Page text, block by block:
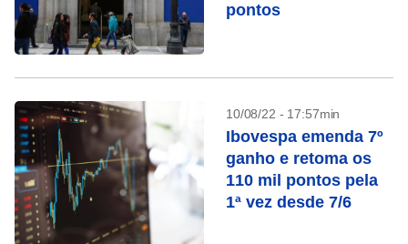
pontos
10/08/22 - 17:57min
Ibovespa emenda 7º
ganho e retoma os
110 mil pontos pela
1ª vez desde 7/6